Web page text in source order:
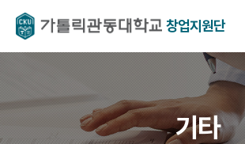
창업지원단
기타